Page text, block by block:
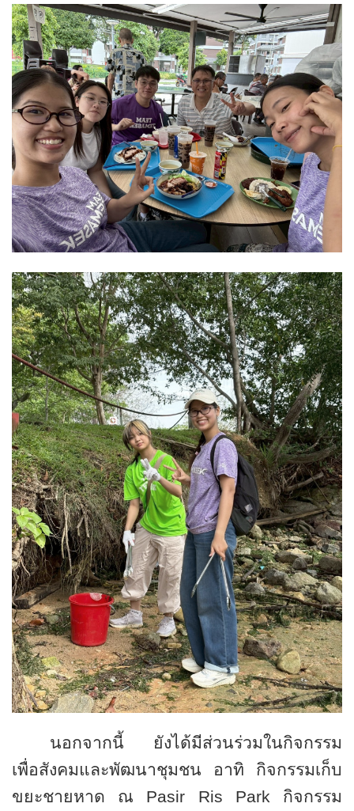
นอกจากนี้ ยังได้มีส่วนร่วมในกิจกรรม
เพื่อสังคมและพัฒนาชุมชน อาทิ กิจกรรมเก็บ
ขยะชายหาด ณ Pasir Ris Park กิจกรรม